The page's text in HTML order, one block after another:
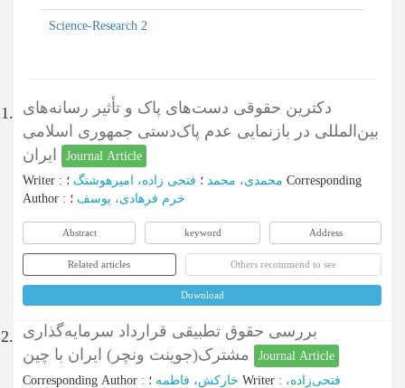
Science-Research 2
1. دکترین حقوقی دست‌های پاک و تأثیر رسانه‌های
بین‌المللی در بازنمایی عدم پاک‌دستی جمهوری اسلامی
Journal Article
Writer : محمدی، محمد ؛ فتحی زاده، امیرهوشنگ
Corresponding
Author : خرم فرهادی، یوسف ؛
Abstract keyword Address
Related articles Others recommend to see
Download
2. بررسی حقوق تطبیقی قرارداد سرمایه‌گذاری
Journal Article
Corresponding Author : خارکش، فاطمه Writer : فتحی‌زاده،